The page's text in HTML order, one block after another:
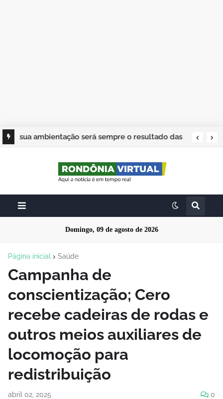
sua ambientação será sempre o resultado das
Domingo, 09 de agosto de 2026
Página inicial Saúde
Campanha de
conscientização; Cero
recebe cadeiras de rodas e
outros meios auxiliares de
locomoção para
redistribuição
abril 02, 2025 0